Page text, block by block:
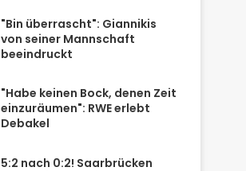
"Bin überrascht": Giannikis
von seiner Mannschaft
beeindruckt
"Habe keinen Bock, denen Zeit
einzuräumen": RWE erlebt
Debakel
5:2 nach 0:2! Saarbrücken